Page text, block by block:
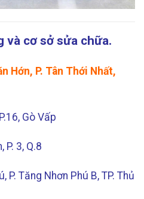
và cơ sở sửa chữa.
Hớn, P. Tân Thới Nhất,
Gò Vấp
P. 3, Q.8
P. Tăng Nhơn Phú B, TP. Thủ